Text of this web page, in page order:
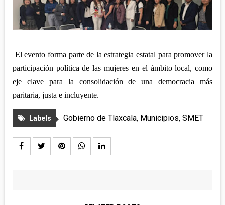
El evento forma parte de la estrategia estatal para promover la
participación política de las mujeres en el ámbito local, como
eje clave para la consolidación de una democracia más
paritaria, justa e incluyente.
Labels Gobierno de Tlaxcala, Municipios, SMET